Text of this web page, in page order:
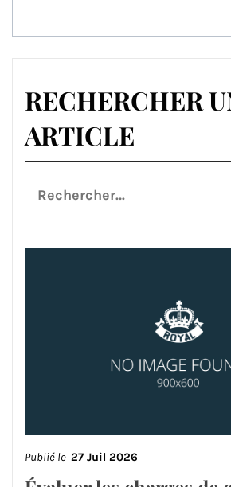
RECHERCHER
ARTICLE
Rechercher :
Publié le 27 Juil 2026